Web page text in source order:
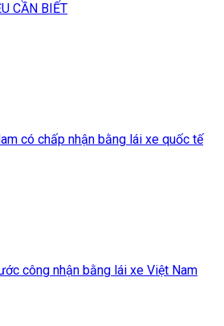
CẦN BIẾT
có chấp nhận bằng lái xe quốc tế
công nhận bằng lái xe Việt Nam